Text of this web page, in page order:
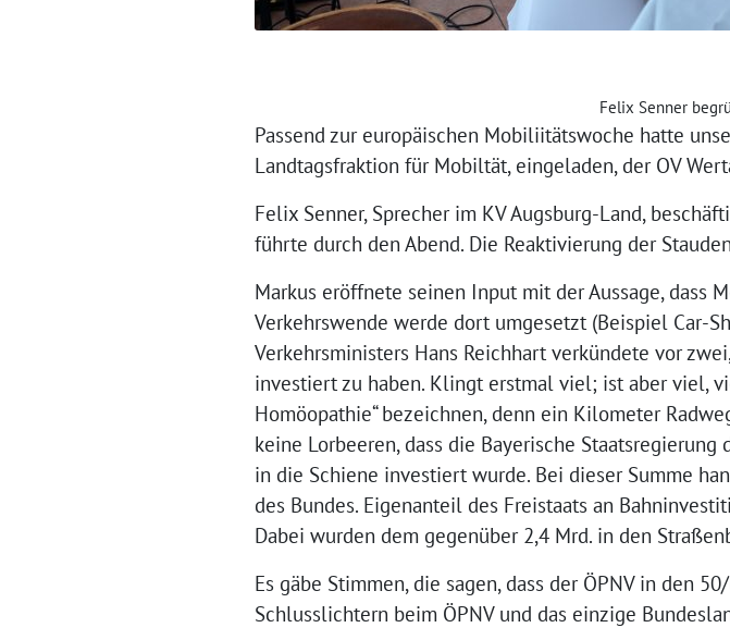
Felix Senner
Passend zur europäischen Mobiliitätswoche hatte
Landtagsfraktion für Mobiltät, eingeladen, der OV
Felix Senner, Sprecher im KV Augsburg-Land,
führte durch den Abend. Die Reaktivierung der
Markus eröffnete seinen Input mit der Aussage, dass
Verkehrswende werde dort umgesetzt (Beispiel Car-
Verkehrsministers Hans Reichhart verkündete vor
investiert zu haben. Klingt erstmal viel; ist aber viel,
Homöopathie“ bezeichnen, denn ein Kilometer
keine Lorbeeren, dass die Bayerische
in die Schiene investiert wurde. Bei dieser Summe
des Bundes. Eigenanteil des Freistaats an
Dabei wurden dem gegenüber 2,4 Mrd. in den
Es gäbe Stimmen, die sagen, dass der ÖPNV in den
Schlusslichtern beim ÖPNV und das einzige